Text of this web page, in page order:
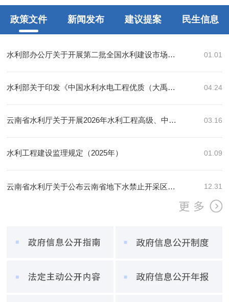
政策文件 新闻发布 建议提案 民生信息
水利部办公厅关于开展第二批全国水利建设市场监管平台信用信息替换和核验的通知 01.01
水利部关于印发《中国水利水电工程优质（大禹）奖评选管理办法》的通知 04.24
云南省水利厅关于开展2026年水利工程高级、中级、初级专业技术职称申报评审工作的通知 03.16
水利工程建设监理规定（2025年） 01.09
云南省水利厅关于公布云南省地下水禁止开采区、限制开采区范围的通知 12.31